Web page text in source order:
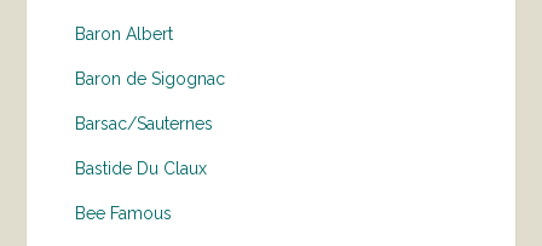
Baron Albert
Baron de Sigognac
Barsac/Sauternes
Bastide Du Claux
Bee Famous